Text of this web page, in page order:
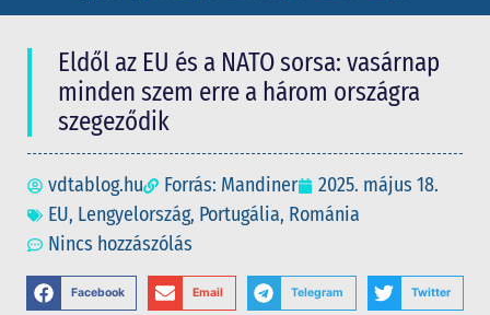
Eldől az EU és a NATO sorsa: vasárnap
minden szem erre a három országra
szegeződik
vdtablog.hu Forrás: Mandiner
2025. május 18.
EU, Lengyelország, Portugália, Románia
Nincs hozzászólás
Facebook Email Telegram Twitter